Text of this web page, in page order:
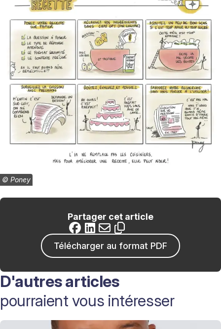
© Poney
Partager cet article
Télécharger au format PDF
D'autres articles
pourraient vous intéresser